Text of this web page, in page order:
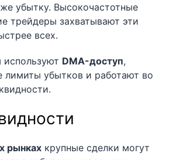
убытку. Высокочастотные
трейдеры захватывают эти
всех.
DMA-доступ,
лимиты убытков и работают во
рынках крупные сделки могут